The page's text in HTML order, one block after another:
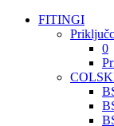
FITINGI
0